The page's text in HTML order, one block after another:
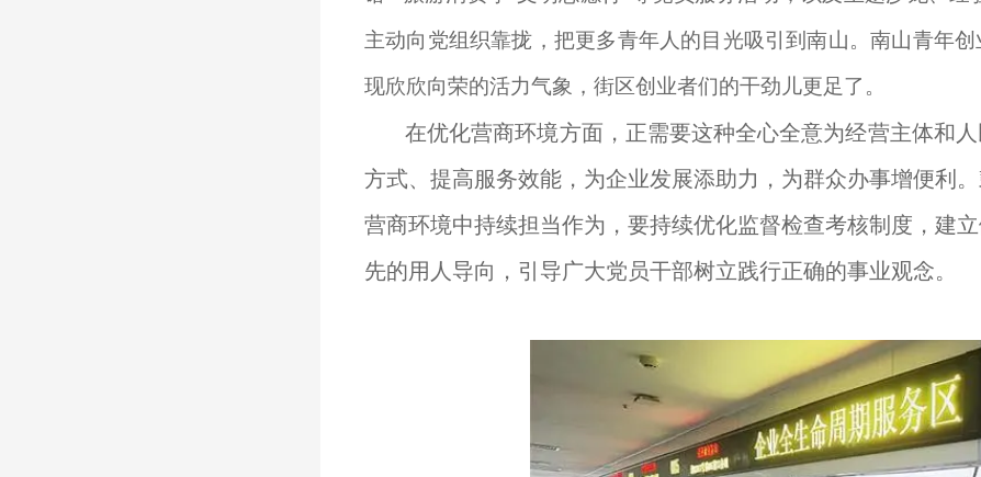
主动向党组织靠拢，把更多青年人的目光吸引到南山。南山青年
现欣欣向荣的活力气象，街区创业者们的干劲儿更足了。
在优化营商环境方面，正需要这种全心全意为经营主体和
方式、提高服务效能，为企业发展添助力，为群众办事增便利
营商环境中持续担当作为，要持续优化监督检查考核制度，建
先的用人导向，引导广大党员干部树立践行正确的事业观念。